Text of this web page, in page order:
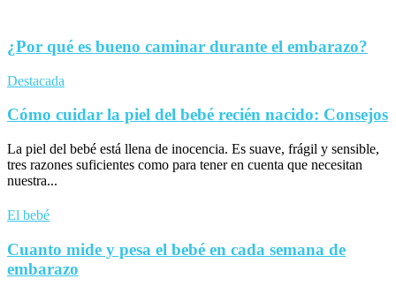
¿Por qué es bueno caminar durante el embarazo?
Destacada
Cómo cuidar la piel del bebé recién nacido: Consejos
La piel del bebé está llena de inocencia. Es suave, frágil y sensible,
tres razones suficientes como para tener en cuenta que necesitan
nuestra...
El bebé
Cuanto mide y pesa el bebé en cada semana de
embarazo